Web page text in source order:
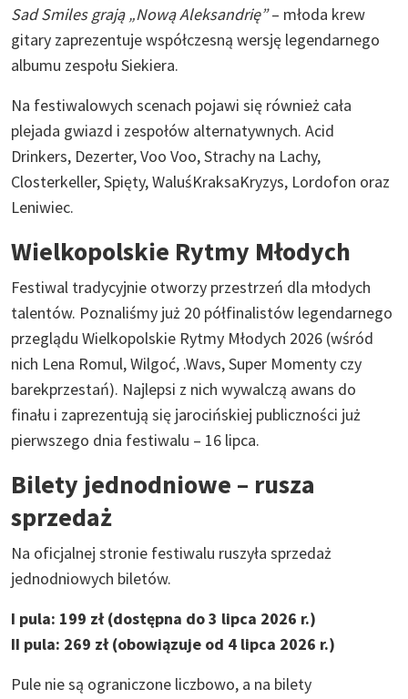
Sad Smiles grają „Nową Aleksandrię”– młoda krew
gitary zaprezentuje współczesną wersję legendarnego
albumu zespołu Siekiera.
Na festiwalowych scenach pojawi się również cała
plejada gwiazd i zespołów alternatywnych. Acid
Drinkers, Dezerter, Voo Voo, Strachy na Lachy,
Closterkeller, Spięty, WaluśKraksaKryzys, Lordofon oraz
Leniwiec.
Wielkopolskie Rytmy Młodych
Festiwal tradycyjnie otworzy przestrzeń dla młodych
talentów. Poznaliśmy już 20 półfinalistów legendarnego
przeglądu Wielkopolskie Rytmy Młodych 2026 (wśród
nich Lena Romul, Wilgoć, .Wavs, Super Momenty czy
barekprzestań). Najlepsi z nich wywalczą awans do
finału i zaprezentują się jarocińskiej publiczności już
pierwszego dnia festiwalu – 16 lipca.
Bilety jednodniowe – rusza
sprzedaż
Na oficjalnej stronie festiwalu ruszyła sprzedaż
jednodniowych biletów.
I pula: 199 zł (dostępna do 3 lipca 2026 r.)
II pula: 269 zł (obowiązuje od 4 lipca 2026 r.)
Pule nie są ograniczone liczbowo, a na bilety